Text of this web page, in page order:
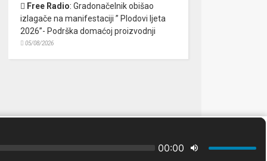
Free Radio: Gradonačelnik obišao
izlagače na manifestaciji ” Plodovi ljeta
2026”- Podrška domaćoj proizvodnji
05/08/2026